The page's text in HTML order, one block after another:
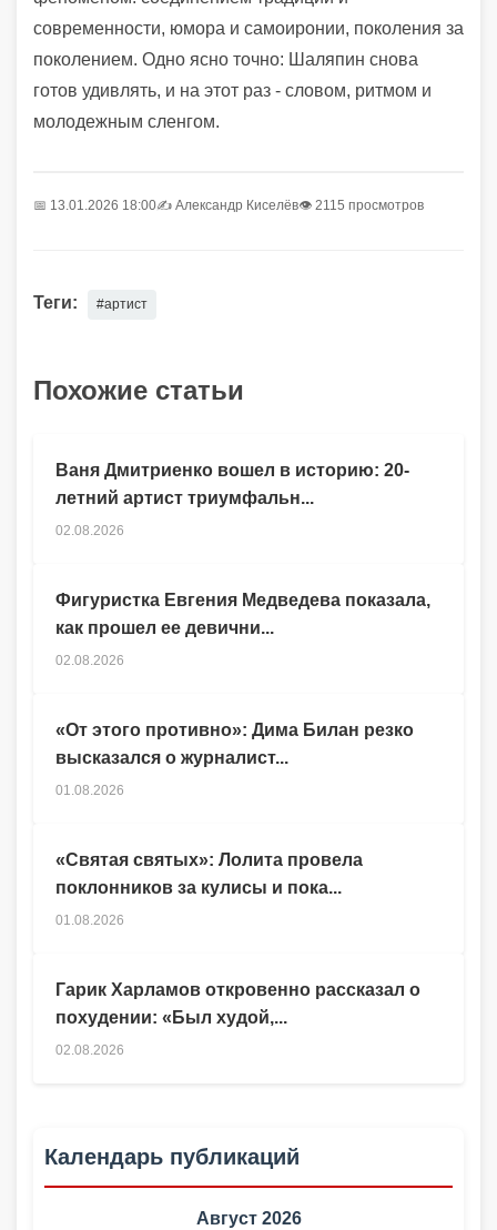
современности, юмора и самоиронии, поколения за
поколением. Одно ясно точно: Шаляпин снова
готов удивлять, и на этот раз - словом, ритмом и
молодежным сленгом.
📅 13.01.2026 18:00✍️ Александр Киселёв👁 2115 просмотров
Теги: #артист
Похожие статьи
Гарик Харламов откровенно рассказал о
похудении: «Был худой,...
02.08.2026
Ваня Дмитриенко вошел в историю: 20-
летний артист триумфальн...
02.08.2026
Фигуристка Евгения Медведева показала,
как прошел ее девични...
02.08.2026
«От этого противно»: Дима Билан резко
высказался о журналист...
01.08.2026
«Святая святых»: Лолита провела
поклонников за кулисы и пока...
01.08.2026
Календарь публикаций
Август 2026